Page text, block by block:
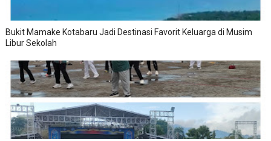
Bukit Mamake Kotabaru Jadi Destinasi Favorit Keluarga di Musim
Libur Sekolah